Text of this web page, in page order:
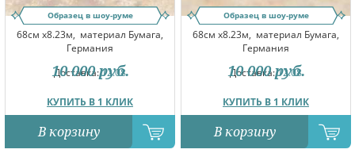
Образец в шоу-руме
68см x8.23м, материал Бумага,
Германия
Доставка:12.08
КУПИТЬ В 1 КЛИК
10 000 руб.
В корзину
Образец в шоу-руме
68см x8.23м, материал Бумага,
Германия
Доставка:12.08
КУПИТЬ В 1 КЛИК
10 000 руб.
В корзину